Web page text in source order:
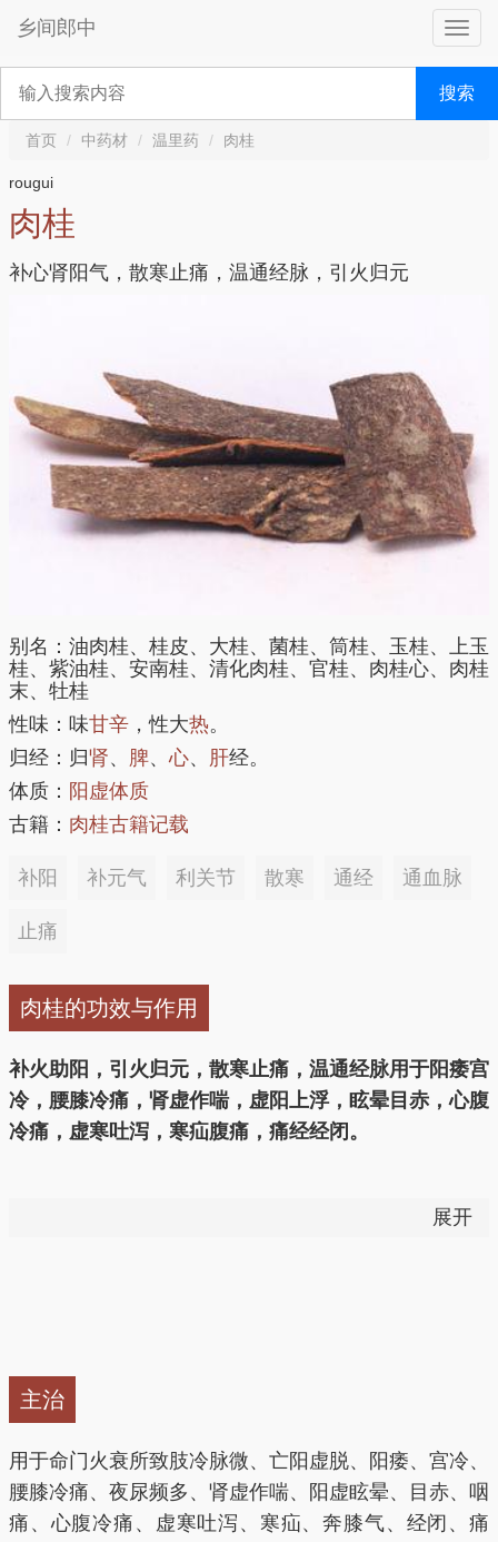
乡间郎中
搜索
首页 中药材 温里药 肉桂
rougui
肉桂
补心肾阳气，散寒止痛，温通经脉，引火归元
别名：油肉桂、桂皮、大桂、菌桂、筒桂、玉桂、上玉
桂、紫油桂、安南桂、清化肉桂、官桂、肉桂心、肉桂
末、牡桂
性味：味甘辛 ，性大热。
归经：归肾、 脾、心、 肝经。
体质： 阳虚体质
古籍： 肉桂古籍记载
补阳 补元气 利关节 散寒 通经 通血脉
止痛
肉桂的功效与作用
补火助阳，引火归元，散寒止痛，温通经脉用于阳痿宫
冷，腰膝冷痛，肾虚作喘，虚阳上浮，眩晕目赤，心腹
冷痛，虚寒吐泻，寒疝腹痛，痛经经闭。
补火助阳，引火归源：
宫冷不孕、腰膝酸软、尿频、头晕耳鸣、口舌生疮等。
散寒止痛：用于阳虚寒凝血瘀所致的心腹冷痛、虚寒吐
展开
主治
用于命门火衰所致肢冷脉微、亡阳虚脱、阳痿、宫冷、
腰膝冷痛、夜尿频多、肾虚作喘、阳虚眩晕、目赤、咽
痛、心腹冷痛、虚寒吐泻、寒疝、奔膝气、经闭、痛